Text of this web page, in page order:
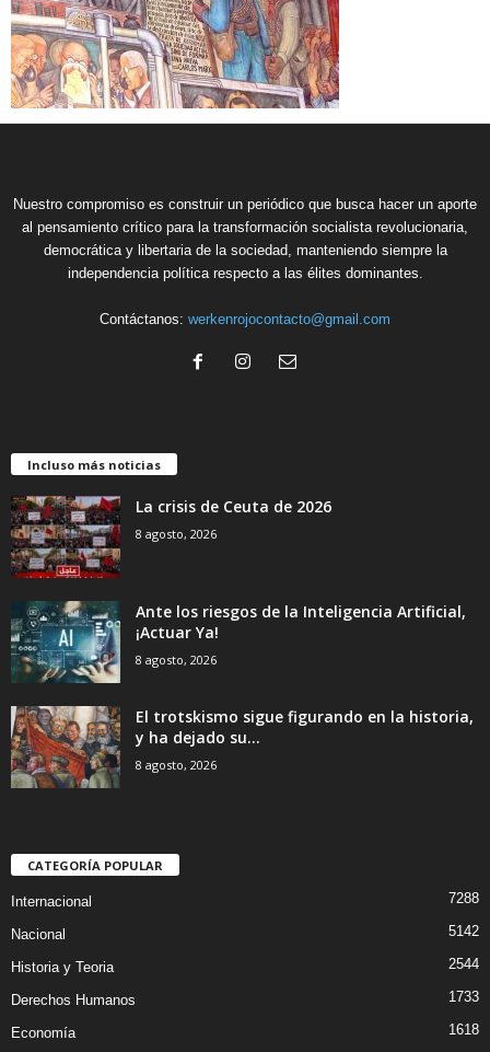
Nuestro compromiso es construir un periódico que busca hacer un aporte
al pensamiento crítico para la transformación socialista revolucionaria,
democrática y libertaria de la sociedad, manteniendo siempre la
independencia política respecto a las élites dominantes.
Contáctanos: werkenrojocontacto@gmail.com
Incluso más noticias
La crisis de Ceuta de 2026
8 agosto, 2026
Ante los riesgos de la Inteligencia Artificial,
¡Actuar Ya!
8 agosto, 2026
El trotskismo sigue figurando en la historia,
y ha dejado su...
8 agosto, 2026
CATEGORÍA POPULAR
Internacional 7288
Nacional 5142
Historia y Teoria 2544
Derechos Humanos 1733
Economía 1618